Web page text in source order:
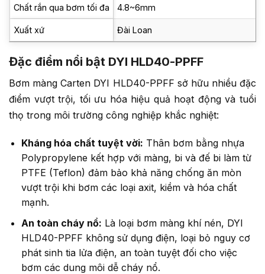
Chất rắn qua bơm tối đa 4.8~6mm
Xuất xứ Đài Loan
Đặc điểm nổi bật DYI HLD40-PPFF
Bơm màng Carten DYI HLD40-PPFF sở hữu nhiều đặc
điểm vượt trội, tối ưu hóa hiệu quả hoạt động và tuổi
thọ trong môi trường công nghiệp khắc nghiệt:
Kháng hóa chất tuyệt vời: Thân bơm bằng nhựa
Polypropylene kết hợp với màng, bi và đế bi làm từ
PTFE (Teflon) đảm bảo khả năng chống ăn mòn
vượt trội khi bơm các loại axit, kiềm và hóa chất
mạnh.
An toàn cháy nổ: Là loại bơm màng khí nén, DYI
HLD40-PPFF không sử dụng điện, loại bỏ nguy cơ
phát sinh tia lửa điện, an toàn tuyệt đối cho việc
bơm các dung môi dễ cháy nổ.